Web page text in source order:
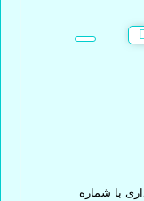
با شماره